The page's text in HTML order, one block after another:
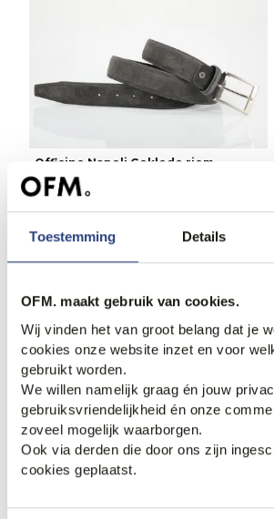
Toestemming Details
OFM. maakt gebruik van cookies.
Wij vinden het van groot belang dat je
cookies onze website inzet en voor
gebruikt worden.
We willen namelijk graag én jouw
gebruiksvriendelijkheid én onze
zoveel mogelijk waarborgen.
Ook via derden die door ons zijn
cookies geplaatst.
Officine Napoli Geklede riem
49,95
Anderen bekeken ook